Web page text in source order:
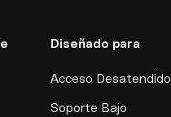
Diseñado para
Acceso Desatendido
Soporte Bajo